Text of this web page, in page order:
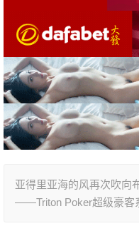
亚得里亚海的风再次吹向
——Triton Poker超级豪客